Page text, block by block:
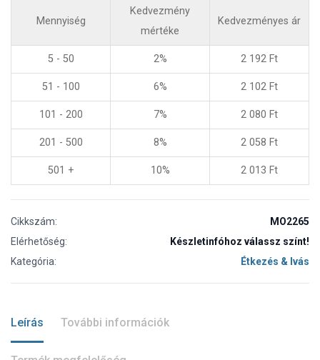
Mennyiség
Kedvezmény
mértéke
Kedvezményes ár
5 - 50 2% 2 192 Ft
51 - 100 6% 2 102 Ft
101 - 200 7% 2 080 Ft
201 - 500 8% 2 058 Ft
501 + 10% 2 013 Ft
Cikkszám:
MO2265
Elérhetőség:
Készletinfóhoz válassz színt!
Kategória:
Étkezés & Ivás
Leírás További információk